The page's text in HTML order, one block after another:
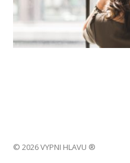
© 2026 VYPNI HLAVU ®